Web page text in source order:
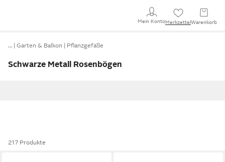
Mein KontoMerkzettel Warenkorb
… Garten & Balkon Pflanzgefäße
Schwarze Metall Rosenbögen
217 Produkte